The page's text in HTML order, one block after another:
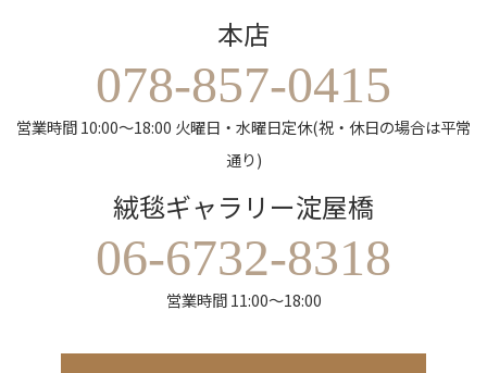
本店
078-857-0415
営業時間 10:00～18:00 火曜日・水曜日定休(祝・休日の場合は平常
通り)
絨毯ギャラリー淀屋橋
06-6732-8318
営業時間 11:00～18:00